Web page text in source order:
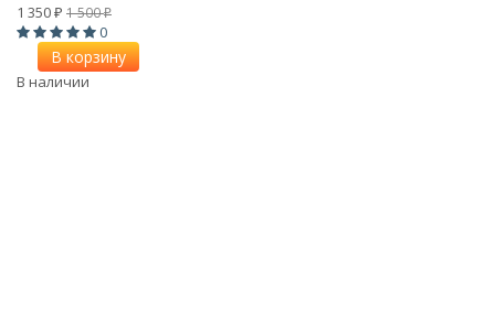
1 350 ₽ 1 500₽
0
В корзину
В наличии